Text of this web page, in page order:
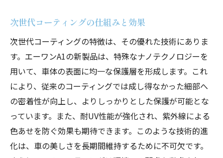
次世代コーティングの仕組みと効果
次世代コーティングの特徴は、その優れた技術にありま
す。エーワンA1の新製品は、特殊なナノテクノロジーを
用いて、車体の表面に均一な保護層を形成します。これ
により、従来のコーティングでは成し得なかった細部へ
の密着性が向上し、よりしっかりとした保護が可能とな
っています。また、耐UV性能が強化され、紫外線による
色あせを防ぐ効果も期待できます。このような技術的進
化は、車の美しさを長期間維持するために不可欠です。